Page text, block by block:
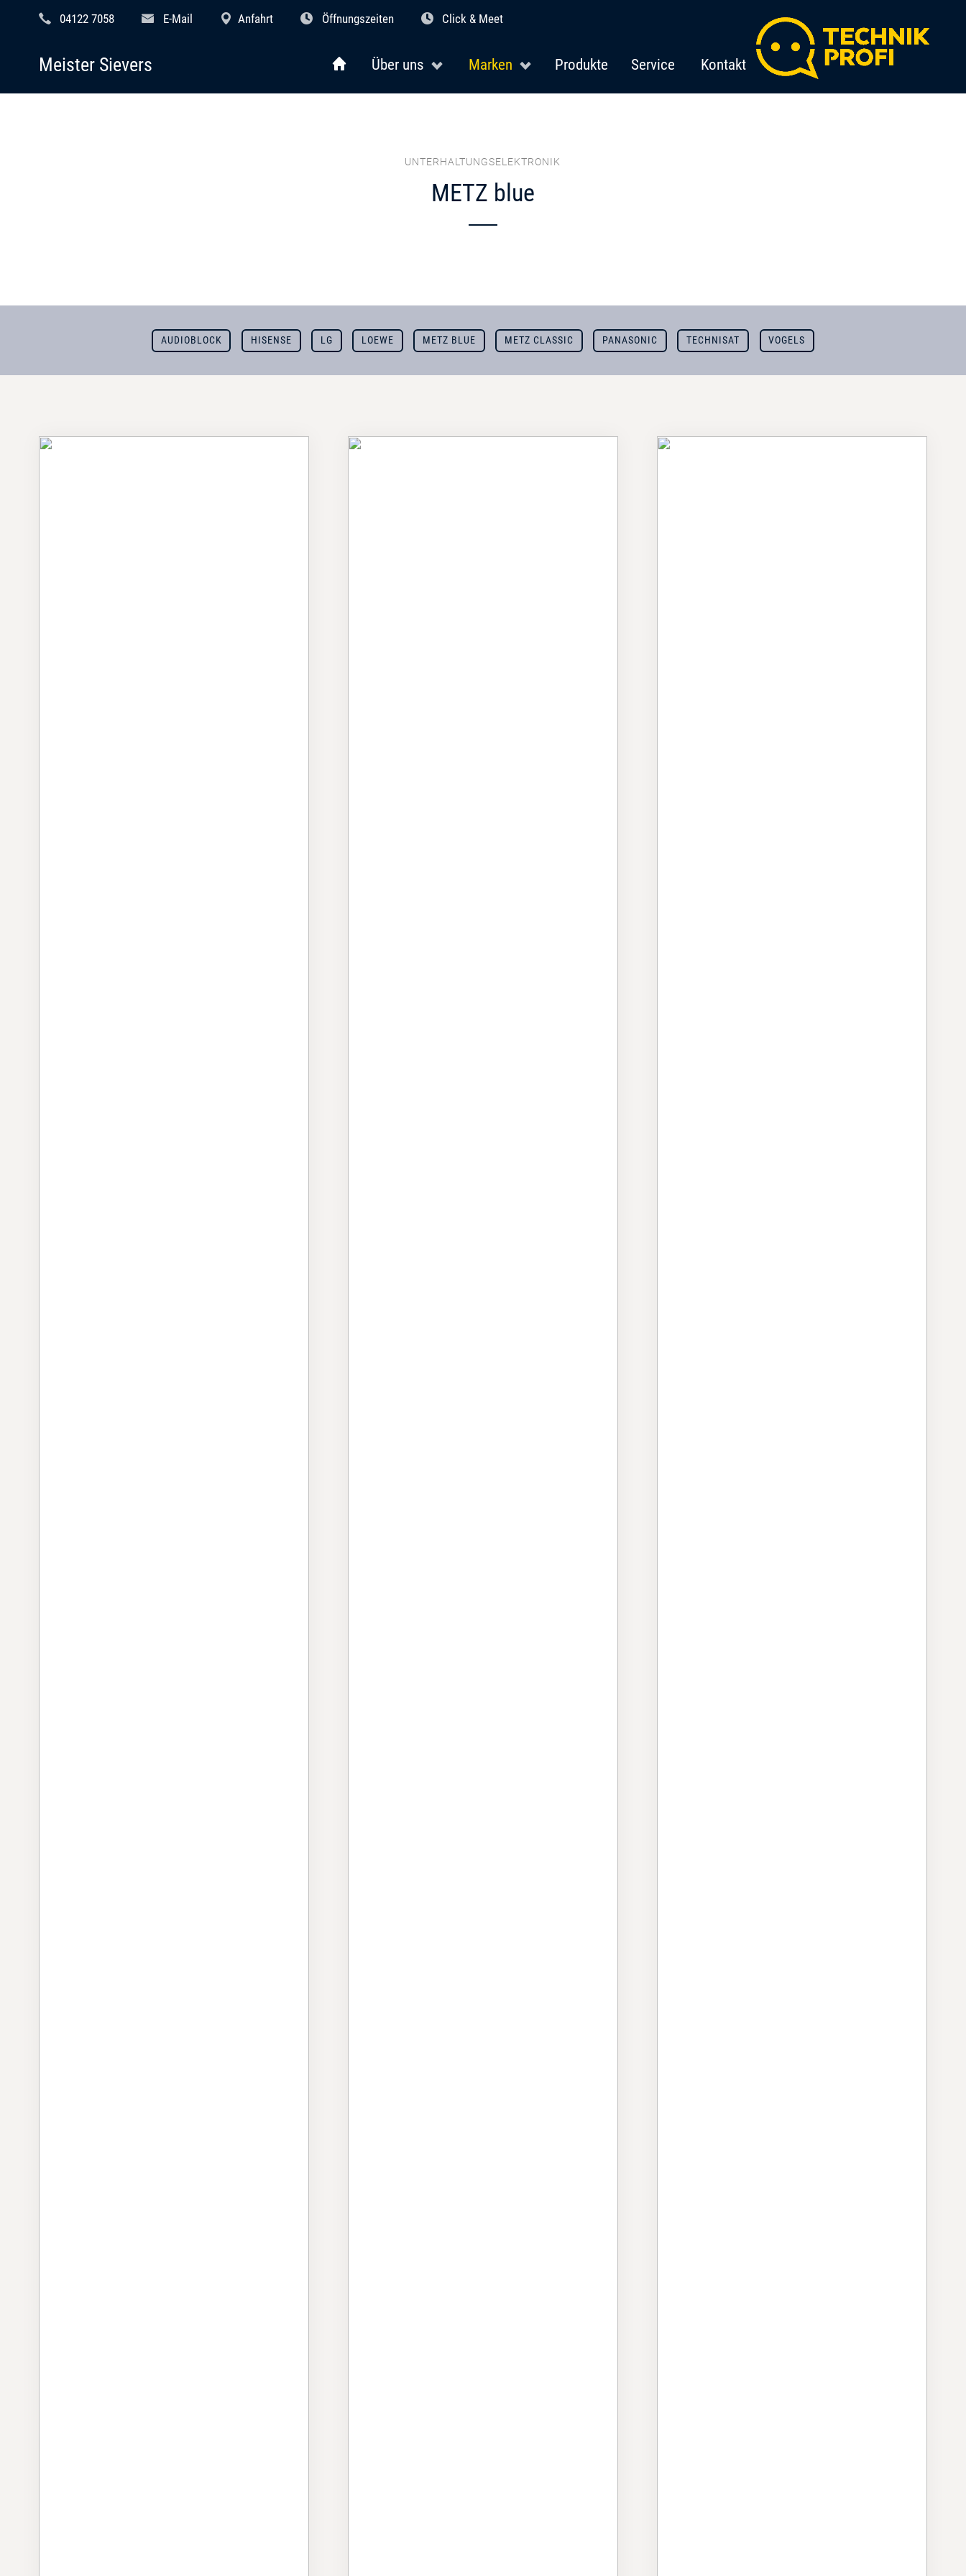
04122 7058 E-Mail Anfahrt Öffnungszeiten Click & Meet
Über uns Marken Produkte Service Kontakt
Meister Sievers
UNTERHALTUNGSELEKTRONIK
METZ blue
AUDIOBLOCK HISENSE LG LOEWE METZ BLUE METZ CLASSIC PANASONIC TECHNISAT VOGELS